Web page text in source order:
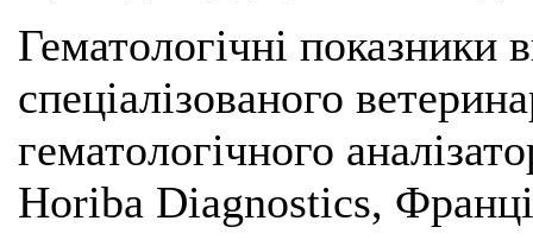
Гематологічні
спеціалізованого
гематологічного
Horiba Diagnostics,